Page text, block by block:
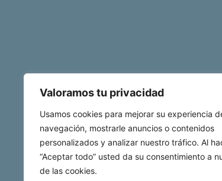
Valoramos tu privacidad
Usamos cookies para mejorar su experiencia
navegación, mostrarle anuncios o contenidos
personalizados y analizar nuestro tráfico. Al
“Aceptar todo” usted da su consentimiento a
de las cookies.